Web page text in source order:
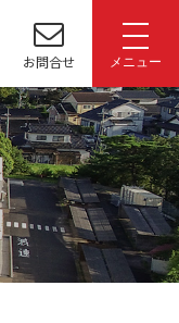
お問合せ メニュー